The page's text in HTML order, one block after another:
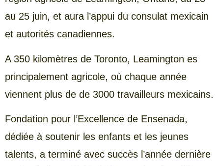
au 25 juin, et aura l’appui du consulat mexicain
et autorités canadiennes.
A 350 kilomètres de Toronto, Leamington es
principalement agricole, où chaque année
viennent plus de de 3000 travailleurs mexicains.
Fondation pour l’Excellence de Ensenada,
dédiée à soutenir les enfants et les jeunes
talents, a terminé avec succès l’année dernière